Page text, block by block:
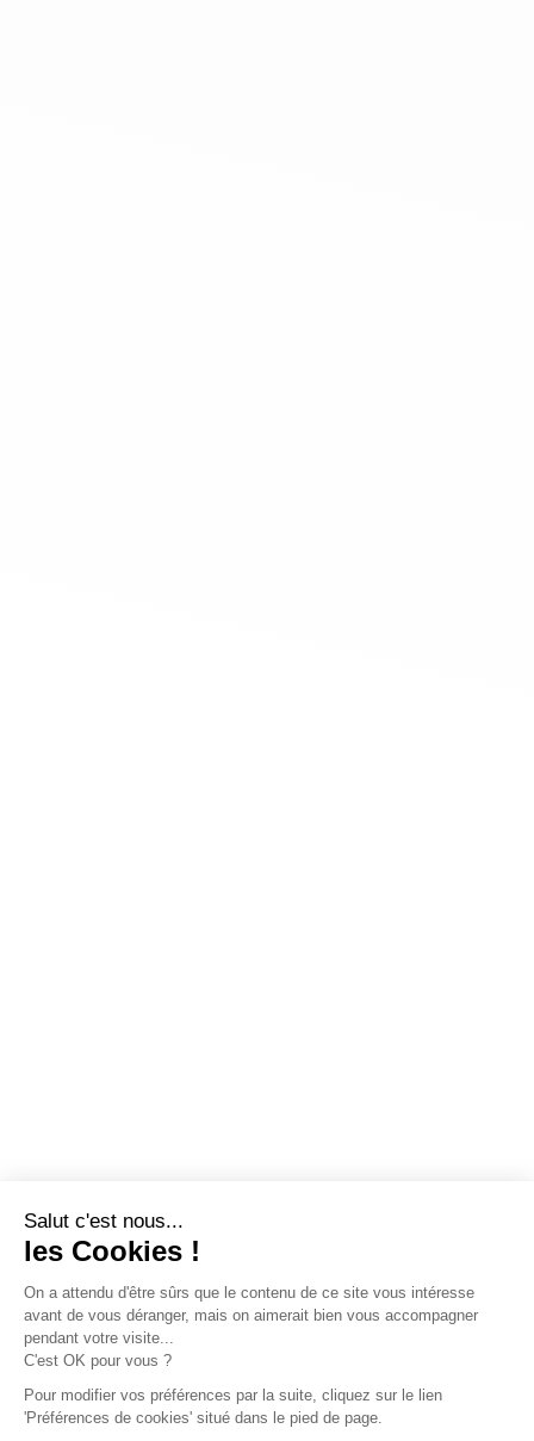
Salut c'est nous...
les Cookies !
On a attendu d'être sûrs que le contenu de ce site vous intéresse
avant de vous déranger, mais on aimerait bien vous accompagner
pendant votre visite...
C'est OK pour vous ?
Pour modifier vos préférences par la suite, cliquez sur le lien
'Préférences de cookies' situé dans le pied de page.